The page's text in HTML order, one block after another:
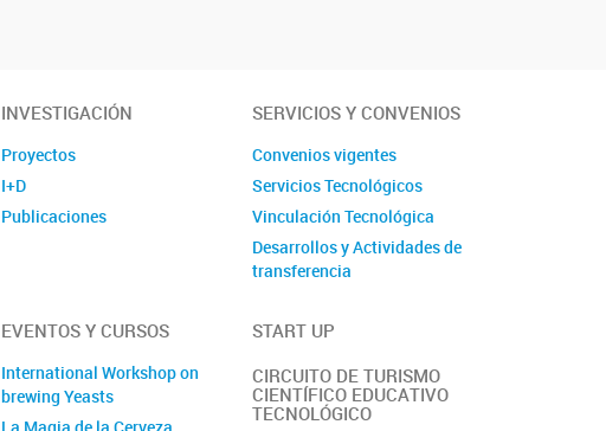
INVESTIGACIÓN
Proyectos
I+D
Publicaciones
SERVICIOS Y CONVENIOS
Convenios vigentes
Servicios Tecnológicos
Vinculación Tecnológica
Desarrollos y Actividades de
transferencia
EVENTOS Y CURSOS
International Workshop on
brewing Yeasts
La Magia de la Cerveza
START UP
CIRCUITO DE TURISMO
CIENTÍFICO EDUCATIVO
TECNOLÓGICO